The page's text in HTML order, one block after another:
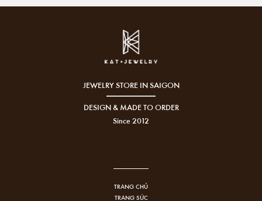
JEWELRY STORE IN SAIGON
DESIGN & MADE TO ORDER
Since 2012
TRANG CHỦ
TRANG SỨC